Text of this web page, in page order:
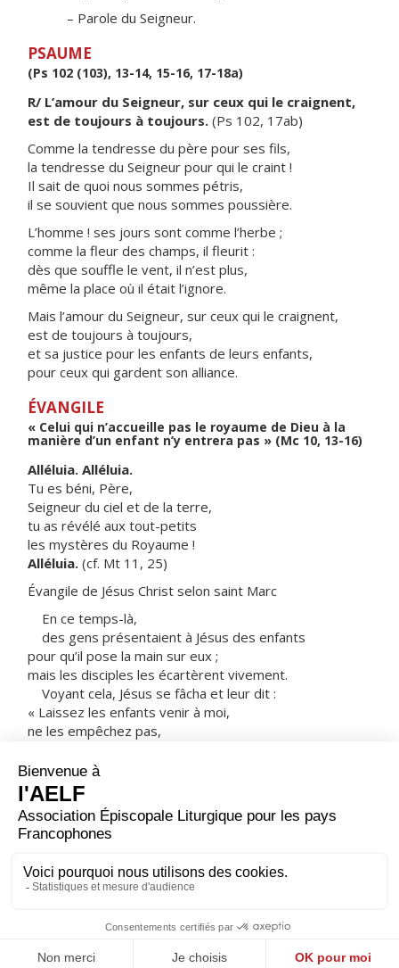
– Parole du Seigneur.
PSAUME
(Ps 102 (103), 13-14, 15-16, 17-18a)
R/ L’amour du Seigneur, sur ceux qui le craignent,
est de toujours à toujours. (Ps 102, 17ab)
Comme la tendresse du père pour ses fils,
la tendresse du Seigneur pour qui le craint !
Il sait de quoi nous sommes pétris,
il se souvient que nous sommes poussière.
L’homme ! ses jours sont comme l’herbe ;
comme la fleur des champs, il fleurit :
dès que souffle le vent, il n’est plus,
même la place où il était l’ignore.
Mais l’amour du Seigneur, sur ceux qui le craignent,
est de toujours à toujours,
et sa justice pour les enfants de leurs enfants,
pour ceux qui gardent son alliance.
ÉVANGILE
« Celui qui n’accueille pas le royaume de Dieu à la
manière d’un enfant n’y entrera pas » (Mc 10, 13-16)
Alléluia. Alléluia.
Tu es béni, Père,
Seigneur du ciel et de la terre,
tu as révélé aux tout-petits
les mystères du Royaume !
Alléluia. (cf. Mt 11, 25)
Évangile de Jésus Christ selon saint Marc
En ce temps-là,
des gens présentaient à Jésus des enfants
pour qu’il pose la main sur eux ;
mais les disciples les écartèrent vivement.
Voyant cela, Jésus se fâcha et leur dit :
« Laissez les enfants venir à moi,
ne les empêchez pas,
Amen, je vous le dis :
celui qui n’accueille pas le royaume de Dieu
à la manière d’un enfant
n’y entrera pas. »
Il les embrassait
et les bénissait en leur imposant les mains.
– Acclamons la Parole de Dieu.